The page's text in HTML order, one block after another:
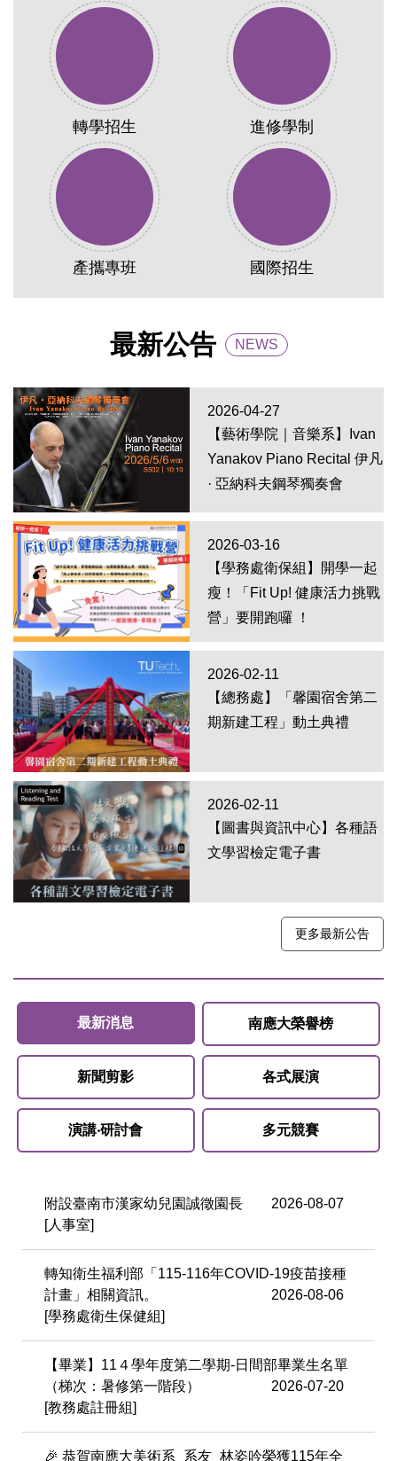
轉學招生 進修學制
產攜專班 國際招生
最新公告 NEWS
2026-04-27
【藝術學院｜音樂系】Ivan
Yanakov Piano Recital 伊凡
· 亞納科夫鋼琴獨奏會
2026-03-16
【學務處衛保組】開學一起
瘦！「Fit Up! 健康活力挑戰
營」要開跑囉 ！
2026-02-11
【總務處】「馨園宿舍第二
期新建工程」動土典禮
2026-02-11
【圖書與資訊中心】各種語
文學習檢定電子書
更多最新公告
最新消息 南應大榮譽榜
新聞剪影 各式展演
演講‧研討會 多元競賽
附設臺南市漢家幼兒園誠徵園長
2026-08-07
[人事室]
轉知衛生福利部「115-116年COVID-19疫苗接種
計畫」相關資訊。
2026-08-06
[學務處衛生保健組]
【畢業】11４學年度第二學期-日間部畢業生名單
（梯次：暑修第一階段）
2026-07-20
[教務處註冊組]
​​​​​​​🎉 恭賀南應大美術系_系友_林姿吟榮獲115年全